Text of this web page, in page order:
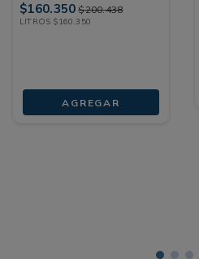
$160.350 $200.438
LITROS $160.350
AGREGAR